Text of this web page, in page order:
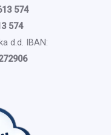
574
574
d.d. IBAN: